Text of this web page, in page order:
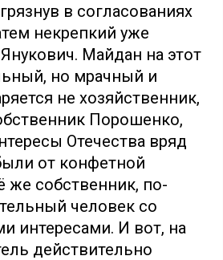
в согласованиях
некрепкий уже
Майдан на этот
но мрачный и
не хозяйственник,
Порошенко,
Отечества вряд
от конфетной
же собственник, по-
человек со
интересами. И вот, на
действительно